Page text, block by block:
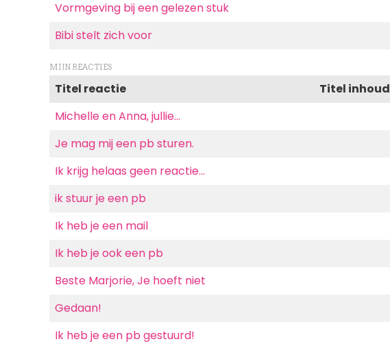
Vormgeving bij een gelezen stuk
Bibi stelt zich voor
MIJN REACTIES
Titel reactie Titel inhoud
Michelle en Anna, jullie…
Je mag mij een pb sturen.
Ik krijg helaas geen reactie…
ik stuur je een pb
Ik heb je een mail
Ik heb je ook een pb
Beste Marjorie, Je hoeft niet
Gedaan!
Ik heb je een pb gestuurd!